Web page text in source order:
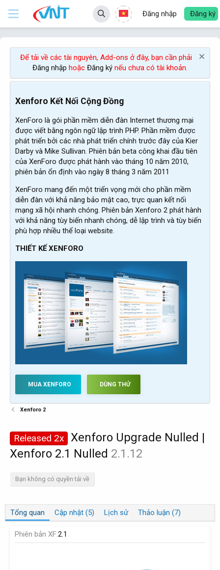
Đăng nhập Đăng ký
Để tải về các tài nguyên, Add-ons ở đây, bạn cần phải
Đăng nhập hoặc Đăng ký nếu chưa có tài khoản.
Xenforo Kết Nối Cộng Đồng
XenForo là gói phần mềm diễn đàn Internet thương mại
được viết bằng ngôn ngữ lập trình PHP. Phần mềm được
phát triển bởi các nhà phát triển chính trước đây của Kier
Darby và Mike Sullivan. Phiên bản beta công khai đầu tiên
của XenForo được phát hành vào tháng 10 năm 2010,
phiên bản ổn định vào ngày 8 tháng 3 năm 2011
XenForo mang đến một triển vọng mới cho phần mềm
diễn đàn với khả năng bảo mật cao, trực quan kết nối
mạng xã hội nhanh chóng. Phiên bản Xenforo 2 phát hành
với khả năng tùy biến nhanh chóng, dễ lập trình và tùy biến
phù hợp nhiều thể loại website.
THIẾT KẾ XENFORO
MUA XENFORO DÙNG THỬ
Xenforo 2
Released 2x
Xenforo Upgrade Nulled |
Xenforo 2.1 Nulled 2.1.12
Bạn không có quyền tải về
Tổng quan Cập nhật (5) Lịch sử Thảo luận (7)
Phiên bản XF2.1